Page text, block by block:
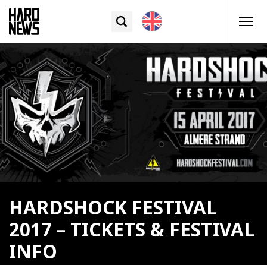
HARDSHOCK FESTIVAL
2017 – TICKETS & FESTIVAL
INFO